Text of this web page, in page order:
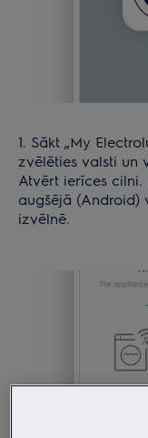
1. Sākt „My
zvēlēties valsti un
Atvērt ierīces
augšējā (Android)
izvēlnē.